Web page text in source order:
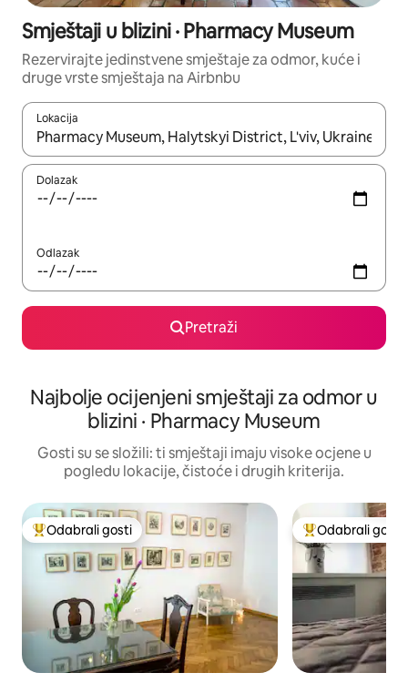
Smještaji u blizini · Pharmacy Museum
Rezervirajte jedinstvene smještaje za odmor, kuće i
druge vrste smještaja na Airbnbu
Lokacija
Kada budu dostupni rezultati, moći ćete ih pregledati
Dolazak
Odlazak
Pretraži
Najbolje ocijenjeni smještaji za odmor u
blizini · Pharmacy Museum
Gosti su se složili: ti smještaji imaju visoke ocjene u
pogledu lokacije, čistoće i drugih kriterija.
Među najviše rangiranima s oznakom „Odabrali gosti”
Odabrali gosti Među najviše
Odabrali gosti